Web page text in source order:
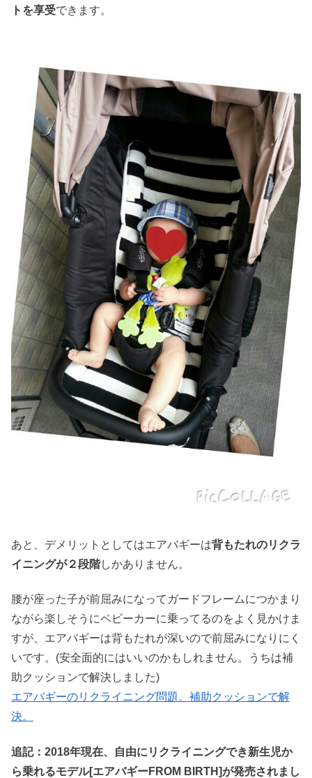
トを享受できます。
あと、デメリットとしてはエアバギーは背もたれのリクラ
イニングが２段階しかありません。
腰が座った子が前屈みになってガードフレームにつかまり
ながら楽しそうにベビーカーに乗ってるのをよく見かけま
すが、エアバギーは背もたれが深いので前屈みになりにく
いです。(安全面的にはいいのかもしれません。うちは補
助クッションで解決しました)
エアバギーのリクライニング問題。補助クッションで解
決。
追記：2018年現在、自由にリクライニングでき新生児か
ら乗れるモデル[エアバギーFROM BIRTH]が発売されまし